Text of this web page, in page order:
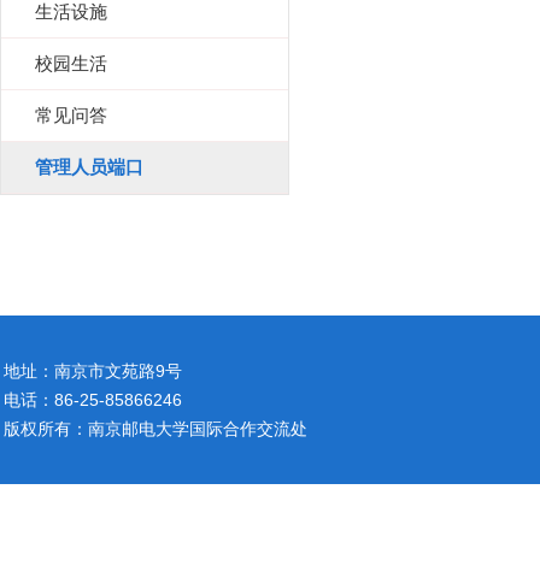
生活设施
校园生活
常见问答
管理人员端口
地址：南京市文苑路9号
电话：86-25-85866246
版权所有：南京邮电大学国际合作交流处